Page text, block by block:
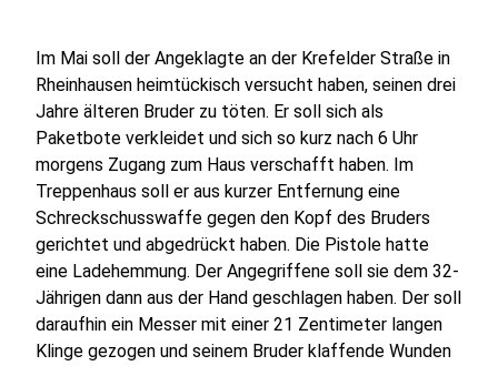
Im Mai soll der Angeklagte an der Krefelder Straße in
Rheinhausen heimtückisch versucht haben, seinen drei
Jahre älteren Bruder zu töten. Er soll sich als
Paketbote verkleidet und sich so kurz nach 6 Uhr
morgens Zugang zum Haus verschafft haben. Im
Treppenhaus soll er aus kurzer Entfernung eine
Schreckschusswaffe gegen den Kopf des Bruders
gerichtet und abgedrückt haben. Die Pistole hatte
eine Ladehemmung. Der Angegriffene soll sie dem 32-
Jährigen dann aus der Hand geschlagen haben. Der soll
daraufhin ein Messer mit einer 21 Zentimeter langen
Klinge gezogen und seinem Bruder klaffende Wunden